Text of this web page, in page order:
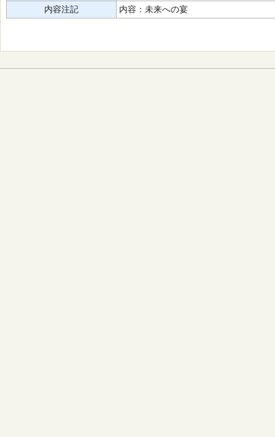
内容注記
内容：未来への宴